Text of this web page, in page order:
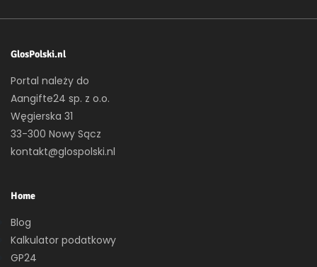
GlosPolski.nl
Portal należy do
Aangifte24 sp. z o.o.
Węgierska 31
33-300 Nowy Sącz
kontakt@glospolski.nl
Home
Blog
Kalkulator podatkowy
GP24